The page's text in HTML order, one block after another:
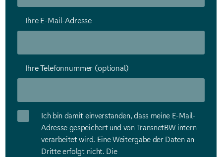
Ihre E-Mail-Adresse
Ihre Telefonnummer (optional)
Ich bin damit einverstanden, dass meine E-Mail-
Adresse gespeichert und von TransnetBW intern
verarbeitet wird. Eine Weitergabe der Daten an
Dritte erfolgt nicht. Die